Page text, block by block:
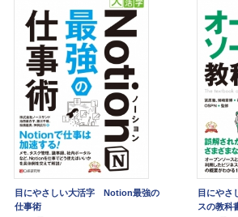
目にやさしい大活字 Notion最強の
仕事術
目にや
スの教科